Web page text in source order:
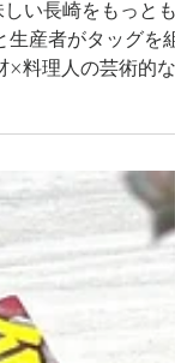
グ
い長崎をもっとも
料理人の芸術的な
黄金 #陸上養殖ク
課 長崎UMA － ...